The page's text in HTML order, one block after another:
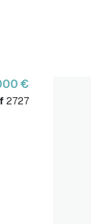
€
2727